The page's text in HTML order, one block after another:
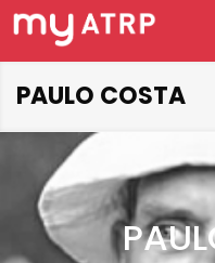
PAULO COSTA